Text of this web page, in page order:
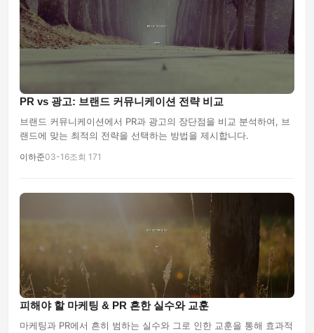
PR vs 광고: 브랜드 커뮤니케이션 전략 비교
브랜드 커뮤니케이션에서 PR과 광고의 장단점을 비교 분석하여, 브
랜드에 맞는 최적의 전략을 선택하는 방법을 제시합니다.
이하준03-16조회 171
피해야 할 마케팅 & PR 흔한 실수와 교훈
마케팅과 PR에서 흔히 범하는 실수와 그로 인한 교훈을 통해 효과적